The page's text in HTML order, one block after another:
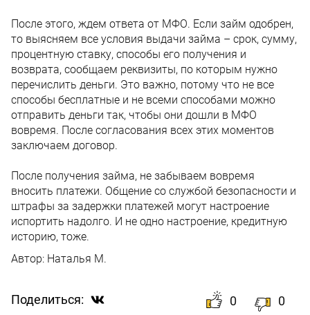
После этого, ждем ответа от МФО. Если займ одобрен,
то выясняем все условия выдачи займа – срок, сумму,
процентную ставку, способы его получения и
возврата, сообщаем реквизиты, по которым нужно
перечислить деньги. Это важно, потому что не все
способы бесплатные и не всеми способами можно
отправить деньги так, чтобы они дошли в МФО
вовремя. После согласования всех этих моментов
заключаем договор.
После получения займа, не забываем вовремя
вносить платежи. Общение со службой безопасности и
штрафы за задержки платежей могут настроение
испортить надолго. И не одно настроение, кредитную
историю, тоже.
Автор: Наталья М.
Поделиться: 0 0